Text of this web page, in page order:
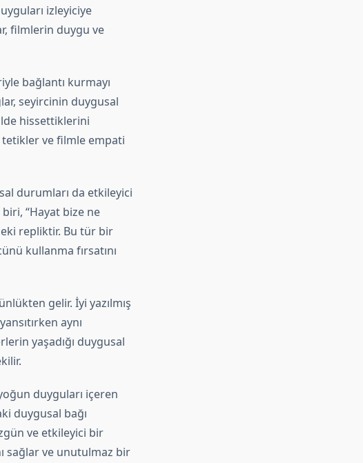
izleyiciye
filmlerin duygu ve
bağlantı kurmayı
seyircinin duygusal
hissettiklerini
ve filmle empati
durumları da etkileyici
“Hayat bize ne
repliktir. Bu tür bir
kullanma fırsatını
gelir. İyi yazılmış
aynı
yaşadığı duygusal
duyguları içeren
duygusal bağı
ve etkileyici bir
sağlar ve unutulmaz bir